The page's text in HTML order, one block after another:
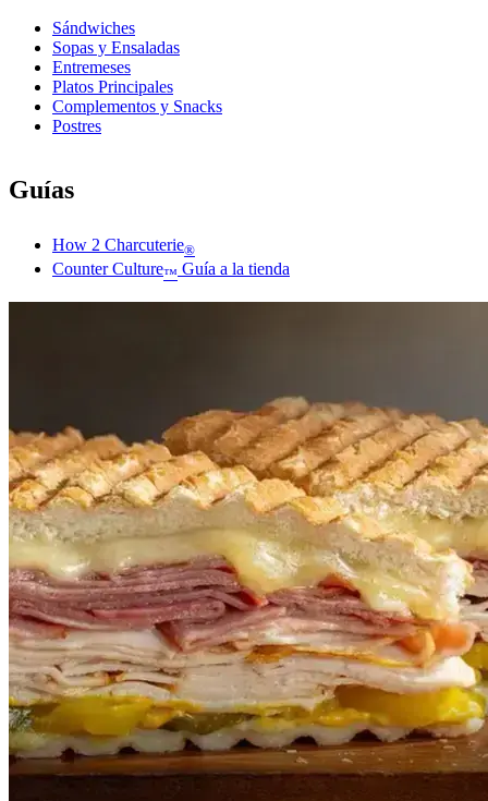
Sándwiches
Sopas y Ensaladas
Entremeses
Platos Principales
Complementos y Snacks
Postres
Guías
How 2 Charcuterie®
Counter Culture™ Guía a la tienda